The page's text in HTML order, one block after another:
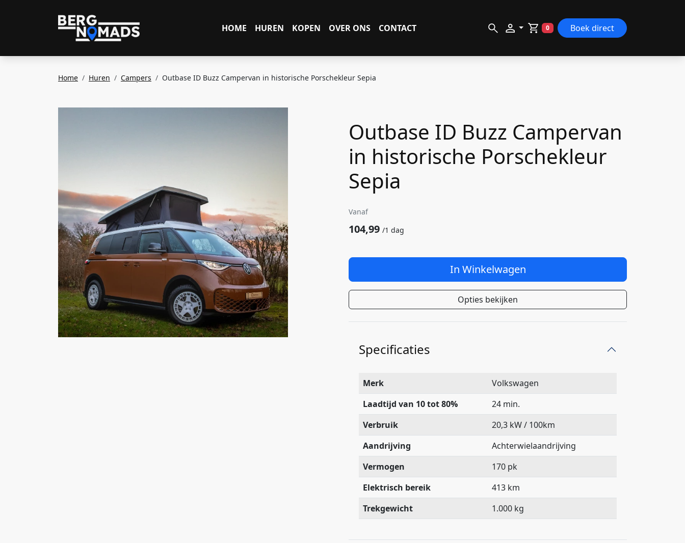
HOME HUREN KOPEN OVER ONS CONTACT ZOEKEN
WINKELWAGEN
0 Boek direct
Home Huren Campers Outbase ID Buzz Campervan in historische Porschekleur Sepia
Outbase ID Buzz Campervan
in historische Porschekleur
Sepia
Vanaf
104,99 /1 dag
In Winkelwagen
Opties bekijken
Specificaties
Merk
Volkswagen
Laadtijd van 10 tot 80%
24 min.
Verbruik
20,3 kW / 100km
Aandrijving
Achterwielaandrijving
Vermogen
170 pk
Elektrisch bereik
413 km
Trekgewicht
1.000 kg